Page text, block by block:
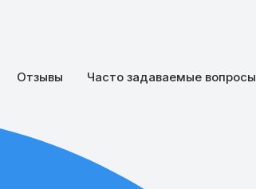
Отзывы Часто задаваемые вопросы